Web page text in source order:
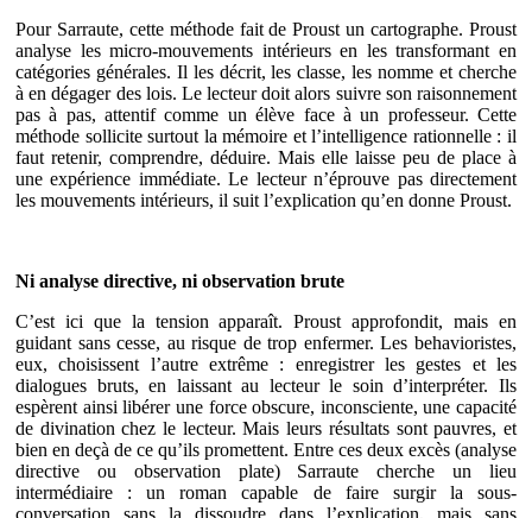
Pour Sarraute, cette méthode fait de Proust un cartographe. Proust
analyse les micro-mouvements intérieurs en les transformant en
catégories générales. Il les décrit, les classe, les nomme et cherche
à en dégager des lois. Le lecteur doit alors suivre son raisonnement
pas à pas, attentif comme un élève face à un professeur. Cette
méthode sollicite surtout la mémoire et l’intelligence rationnelle : il
faut retenir, comprendre, déduire. Mais elle laisse peu de place à
une expérience immédiate. Le lecteur n’éprouve pas directement
les mouvements intérieurs, il suit l’explication qu’en donne Proust.
Ni analyse directive, ni observation brute
C’est ici que la tension apparaît. Proust approfondit, mais en
guidant sans cesse, au risque de trop enfermer. Les behavioristes,
eux, choisissent l’autre extrême : enregistrer les gestes et les
dialogues bruts, en laissant au lecteur le soin d’interpréter. Ils
espèrent ainsi libérer une force obscure, inconsciente, une capacité
de divination chez le lecteur. Mais leurs résultats sont pauvres, et
bien en deçà de ce qu’ils promettent. Entre ces deux excès (analyse
directive ou observation plate) Sarraute cherche un lieu
intermédiaire : un roman capable de faire surgir la sous-
conversation sans la dissoudre dans l’explication, mais sans